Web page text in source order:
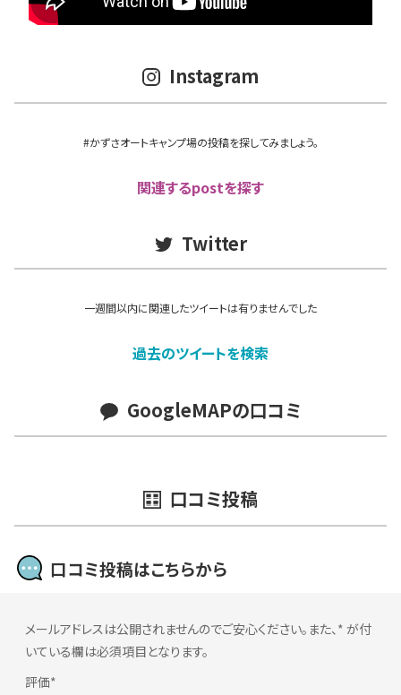
Instagram
#かずさオートキャンプ場の投稿を探してみましょう。
関連するpostを探す
Twitter
一週間以内に関連したツイートは有りませんでした
過去のツイートを検索
GoogleMAPの口コミ
口コミ投稿
口コミ投稿はこちらから
メールアドレスは公開されませんのでご安心ください。また、 * が付
いている欄は必須項目となります。